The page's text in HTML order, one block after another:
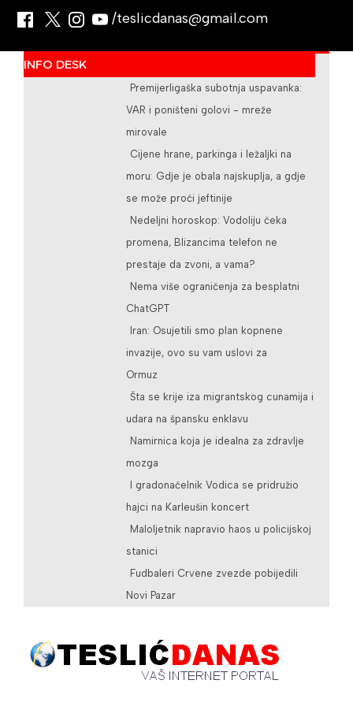
/teslicdanas@gmail.com
INFO DESK
Premijerligaška subotnja uspavanka:
VAR i poništeni golovi - mreže
mirovale
Cijene hrane, parkinga i ležaljki na
moru: Gdje je obala najskuplja, a gdje
se može proći jeftinije
Nedeljni horoskop: Vodoliju čeka
promena, Blizancima telefon ne
prestaje da zvoni, a vama?
Nema više ograničenja za besplatni
ChatGPT
Iran: Osujetili smo plan kopnene
invazije, ovo su vam uslovi za
Ormuz
Šta se krije iza migrantskog cunamija i
udara na špansku enklavu
Namirnica koja je idealna za zdravlje
mozga
I gradonačelnik Vodica se pridružio
hajci na Karleušin koncert
Maloljetnik napravio haos u policijskoj
stanici
Fudbaleri Crvene zvezde pobijedili
Novi Pazar